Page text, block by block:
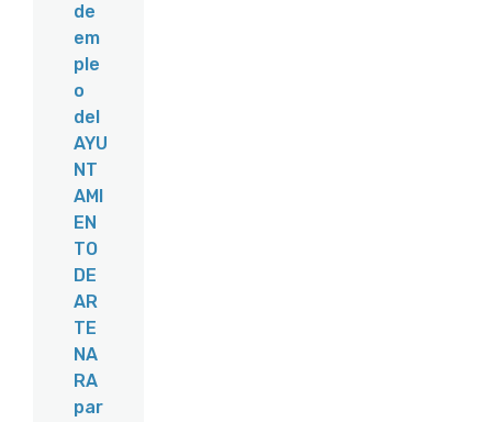
de
em
ple
o
del
AYU
NT
AMI
EN
TO
DE
AR
TE
NA
RA
par